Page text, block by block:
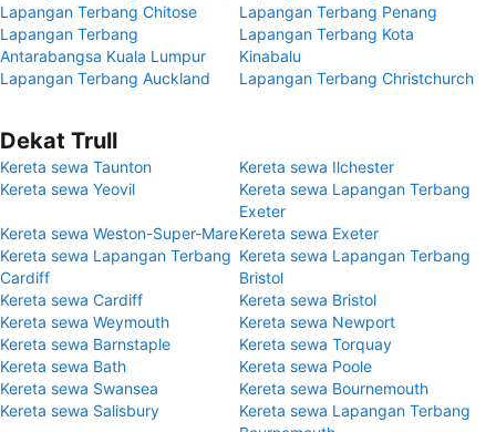
Lapangan Terbang Chitose
Lapangan Terbang Penang
Lapangan Terbang
Antarabangsa Kuala Lumpur
Lapangan Terbang Kota
Kinabalu
Lapangan Terbang Auckland
Lapangan Terbang Christchurch
Dekat Trull
Kereta sewa Taunton
Kereta sewa Ilchester
Kereta sewa Yeovil
Kereta sewa Lapangan Terbang
Exeter
Kereta sewa Weston-Super-MareKereta sewa Exeter
Kereta sewa Lapangan Terbang
Cardiff
Kereta sewa Lapangan Terbang
Bristol
Kereta sewa Cardiff
Kereta sewa Bristol
Kereta sewa Weymouth
Kereta sewa Newport
Kereta sewa Barnstaple
Kereta sewa Torquay
Kereta sewa Bath
Kereta sewa Poole
Kereta sewa Swansea
Kereta sewa Bournemouth
Kereta sewa Salisbury
Kereta sewa Lapangan Terbang